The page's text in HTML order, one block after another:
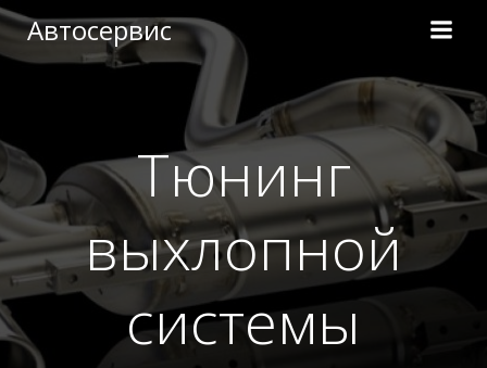
Автосервис
Тюнинг
выхлопной
системы